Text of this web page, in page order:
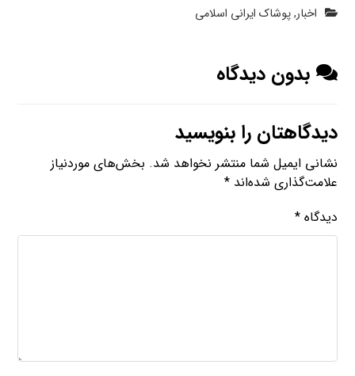
اخبار,پوشاک ایرانی اسلامی
بدون دیدگاه
دیدگاهتان را بنویسید
نشانی ایمیل شما منتشر نخواهد شد. بخش‌های موردنیاز
علامت‌گذاری شده‌اند*
دیدگاه*